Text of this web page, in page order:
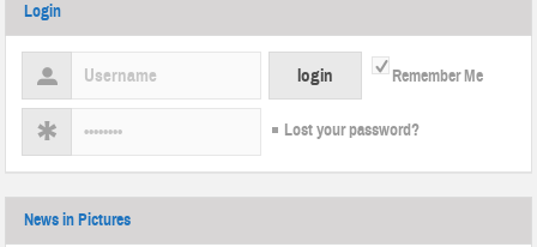
Login
Remember Me
Lost your password?
News in Pictures